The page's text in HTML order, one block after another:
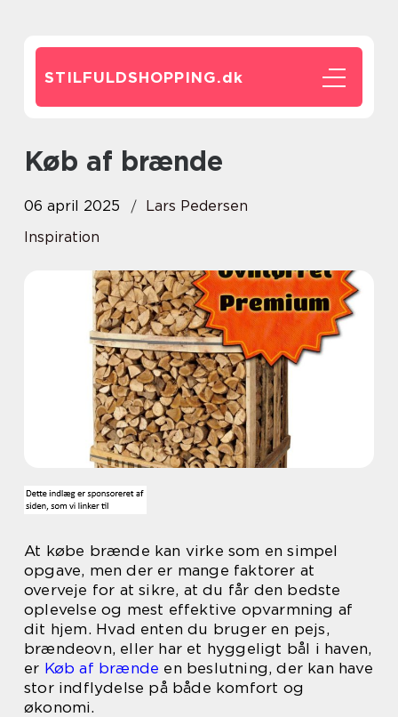
STILFULDSHOPPING.dk
Køb af brænde
06 april 2025
Lars Pedersen
Inspiration
At købe brænde kan virke som en simpel
opgave, men der er mange faktorer at
overveje for at sikre, at du får den bedste
oplevelse og mest effektive opvarmning af
dit hjem. Hvad enten du bruger en pejs,
brændeovn, eller har et hyggeligt bål i haven,
er Køb af brænde en beslutning, der kan have
stor indflydelse på både komfort og
økonomi.